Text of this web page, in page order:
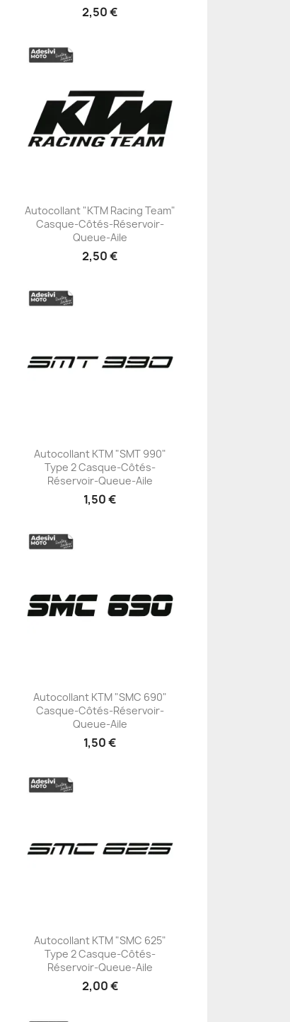
2,50 €
+23
Autocollant "KTM Racing Team"
Casque-Côtés-Réservoir-
Queue-Aile
2,50 €
+23
Autocollant KTM "SMT 990"
Type 2 Casque-Côtés-
Réservoir-Queue-Aile
1,50 €
+23
Autocollant KTM "SMC 690"
Casque-Côtés-Réservoir-
Queue-Aile
1,50 €
+23
Autocollant KTM "SMC 625"
Type 2 Casque-Côtés-
Réservoir-Queue-Aile
2,00 €